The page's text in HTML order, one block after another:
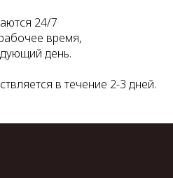
24/7
время,
день.
в течение 2-3 дней.